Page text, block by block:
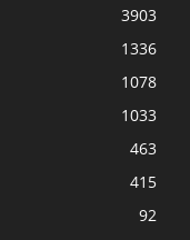
3903
1336
1078
1033
463
415
92